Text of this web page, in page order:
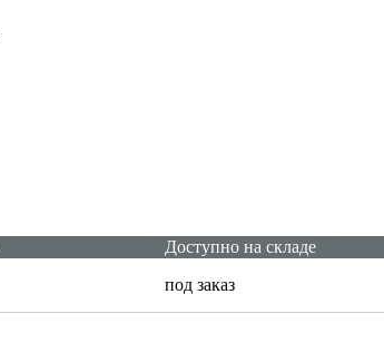
Доступно на складе
под заказ